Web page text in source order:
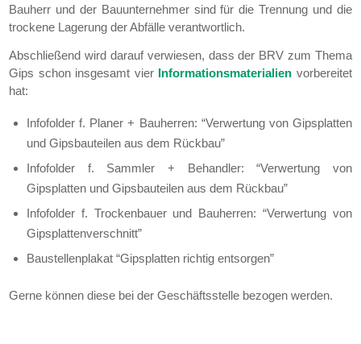
Bauherr und der Bauunternehmer sind für die Trennung und die
trockene Lagerung der Abfälle verantwortlich.
Abschließend wird darauf verwiesen, dass der BRV zum Thema
Gips schon insgesamt vier Informationsmaterialien vorbereitet
hat:
Infofolder f. Planer + Bauherren: “Verwertung von Gipsplatten
und Gipsbauteilen aus dem Rückbau”
Infofolder f. Sammler + Behandler: “Verwertung von
Gipsplatten und Gipsbauteilen aus dem Rückbau”
Infofolder f. Trockenbauer und Bauherren: “Verwertung von
Gipsplattenverschnitt”
Baustellenplakat “Gipsplatten richtig entsorgen”
Gerne können diese bei der Geschäftsstelle bezogen werden.